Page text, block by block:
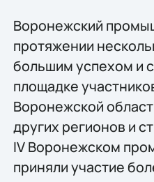
Воронежский
протяжении
большим успехом и
площадке
Воронежской
других регионов и
IV Воронежском
приняли участие